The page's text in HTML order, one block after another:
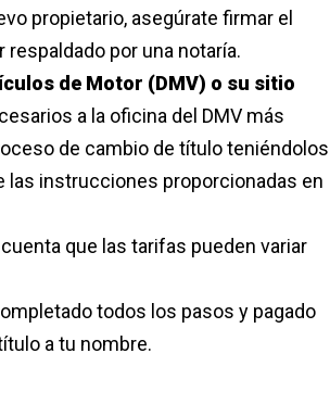
propietario, asegúrate firmar el
por una notaría.
de Motor (DMV) o su sitio
a la oficina del DMV más
de cambio de título teniéndolos
las instrucciones proporcionadas en
que las tarifas pueden variar
todos los pasos y pagado
a tu nombre.